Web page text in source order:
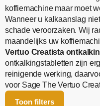
koffiemachine maar moet
Wanneer u kalkaanslag
schade veroorzaken. Wij
maandelijks uw
Vertuo Creatista
ontkalkingstabletten zijn
reinigende werking,
voor Sage The Vertuo
Toon filters